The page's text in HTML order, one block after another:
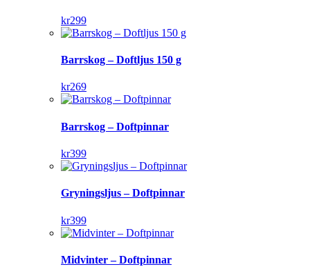
kr299
Barrskog – Doftljus 150 g
kr269
Barrskog – Doftpinnar
kr399
Gryningsljus – Doftpinnar
kr399
Midvinter – Doftpinnar